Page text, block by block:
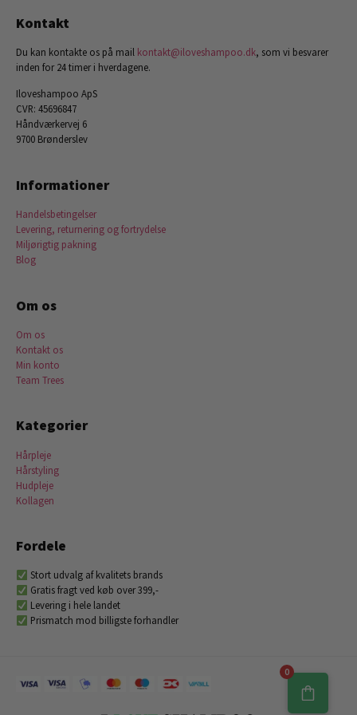
Kontakt
Du kan kontakte os på mail kontakt@iloveshampoo.dk, som vi besvarer
inden for 24 timer i hverdagene.
Iloveshampoo ApS
CVR: 45696847
Håndværkervej 6
9700 Brønderslev
Informationer
Handelsbetingelser
Levering, returnering og fortrydelse
Miljørigtig pakning
Blog
Om os
Om os
Kontakt os
Min konto
Team Trees
Kategorier
Hårpleje
Hårstyling
Hudpleje
Kollagen
Fordele
Stort udvalg af kvalitets brands
Gratis fragt ved køb over 399,-
Levering i hele landet
Prismatch mod billigste forhandler
0